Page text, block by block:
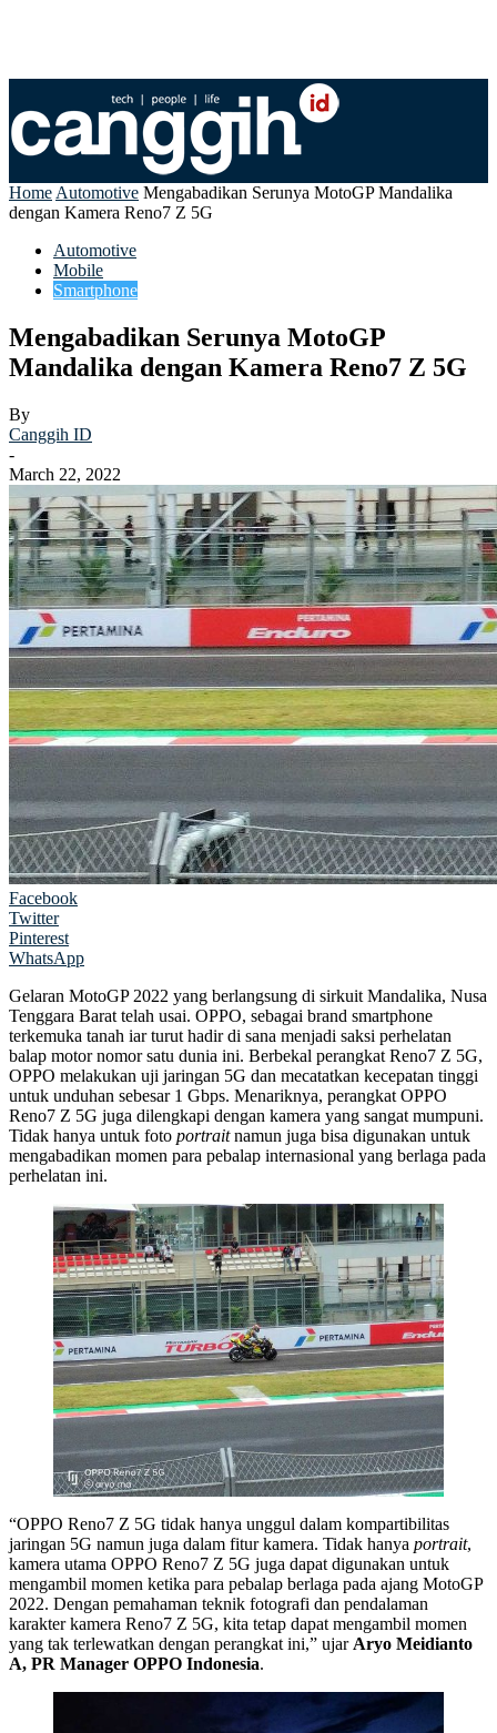
Home Automotive Mengabadikan Serunya MotoGP Mandalika
dengan Kamera Reno7 Z 5G
Automotive
Mobile
Smartphone
Mengabadikan Serunya MotoGP
Mandalika dengan Kamera Reno7 Z 5G
By
Canggih ID
-
March 22, 2022
Facebook
Twitter
Pinterest
WhatsApp
Gelaran MotoGP 2022 yang berlangsung di sirkuit Mandalika, Nusa
Tenggara Barat telah usai. OPPO, sebagai brand smartphone
terkemuka tanah iar turut hadir di sana menjadi saksi perhelatan
balap motor nomor satu dunia ini. Berbekal perangkat Reno7 Z 5G,
OPPO melakukan uji jaringan 5G dan mecatatkan kecepatan tinggi
untuk unduhan sebesar 1 Gbps. Menariknya, perangkat OPPO
Reno7 Z 5G juga dilengkapi dengan kamera yang sangat mumpuni.
Tidak hanya untuk foto portraitnamun juga bisa digunakan untuk
mengabadikan momen para pebalap internasional yang berlaga pada
perhelatan ini.
“OPPO Reno7 Z 5G tidak hanya unggul dalam kompartibilitas
jaringan 5G namun juga dalam fitur kamera. Tidak hanya portrait,
kamera utama OPPO Reno7 Z 5G juga dapat digunakan untuk
mengambil momen ketika para pebalap berlaga pada ajang MotoGP
2022. Dengan pemahaman teknik fotografi dan pendalaman
karakter kamera Reno7 Z 5G, kita tetap dapat mengambil momen
yang tak terlewatkan dengan perangkat ini,” ujar Aryo Meidianto
A, PR Manager OPPO Indonesia.